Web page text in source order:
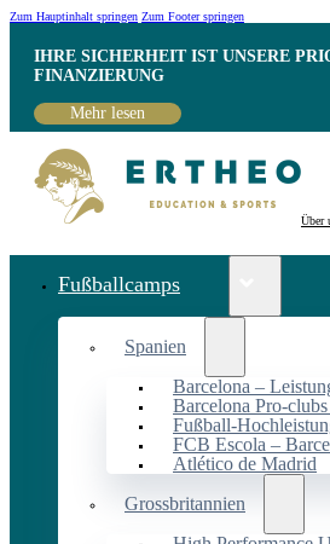
Zum Hauptinhalt springen Zum Footer springen
IHRE SICHERHEIT IST UNSERE
INANZIERUNG
Mehr lesen
Über
Fußballcamps
Spanien
Barcelona –
Barcelona Pro-
Fußball-
FCB Escola –
Atlético de Madrid
Grossbritannien